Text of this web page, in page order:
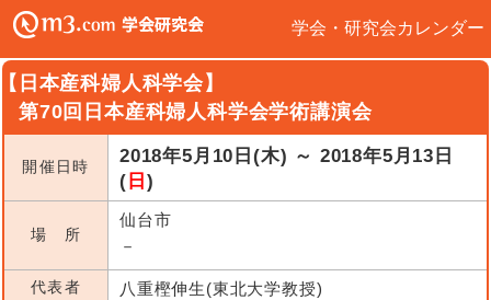
学会・研究会カレンダー
日本産科婦人科学会】
第70回日本産科婦人科学会学術講演会
開催日時
2018年5月10日(木) ～ 2018年5月13日
( 日 )
場 所
仙台市
－
代表者 八重樫伸生(東北大学教授)